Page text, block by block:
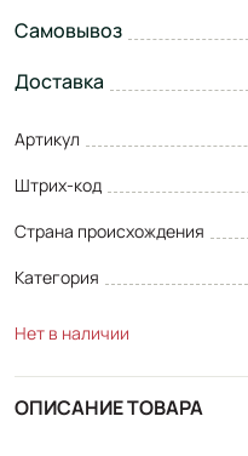
Самовывоз
Доставка
Артикул
Штрих-код
Страна происхождения
Категория
Нет в наличии
ОПИСАНИЕ ТОВАРА